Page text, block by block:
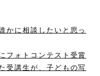
かに相談したいと思っ
フォトコンテスト受賞
受講生が、子どもの写